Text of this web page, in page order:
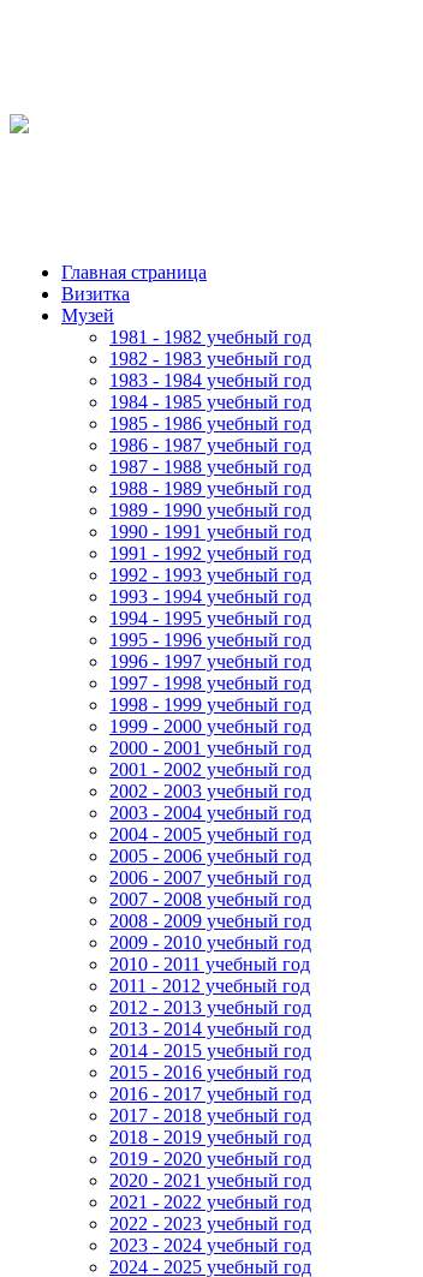
Главная страница
Визитка
Музей
1981 - 1982 учебный год
1982 - 1983 учебный год
1983 - 1984 учебный год
1984 - 1985 учебный год
1985 - 1986 учебный год
1986 - 1987 учебный год
1987 - 1988 учебный год
1988 - 1989 учебный год
1989 - 1990 учебный год
1990 - 1991 учебный год
1991 - 1992 учебный год
1992 - 1993 учебный год
1993 - 1994 учебный год
1994 - 1995 учебный год
1995 - 1996 учебный год
1996 - 1997 учебный год
1997 - 1998 учебный год
1998 - 1999 учебный год
1999 - 2000 учебный год
2000 - 2001 учебный год
2001 - 2002 учебный год
2002 - 2003 учебный год
2003 - 2004 учебный год
2004 - 2005 учебный год
2005 - 2006 учебный год
2006 - 2007 учебный год
2007 - 2008 учебный год
2008 - 2009 учебный год
2009 - 2010 учебный год
2010 - 2011 учебный год
2011 - 2012 учебный год
2012 - 2013 учебный год
2013 - 2014 учебный год
2014 - 2015 учебный год
2015 - 2016 учебный год
2016 - 2017 учебный год
2017 - 2018 учебный год
2018 - 2019 учебный год
2019 - 2020 учебный год
2020 - 2021 учебный год
2021 - 2022 учебный год
2022 - 2023 учебный год
2023 - 2024 учебный год
2024 - 2025 учебный год